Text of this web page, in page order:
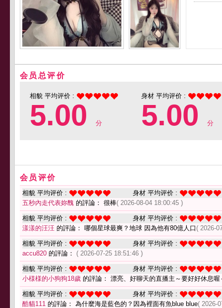
会员总评价
相貌 平均评价 :
5.00 分
身材 平均评价 :
5.00 分
会员评价
相貌 平均评价 :
身材 平均评价 :
五秒內走代表妳醜 的評論： 很棒( 2026-08-04 18:00:45 )
相貌 平均评价 :
身材 平均评价 :
漾漾的汪汪 的評論： 哪個星球最爽？地球 因為他有80億人口 ( 2026-
相貌 平均评价 :
身材 平均评价 :
accu820 的評論： ( 2026-07-25 18:51:46 )
相貌 平均评价 :
身材 平均评价 :
小様様的小狗狗18歲 的評論： 漂亮、好聊天的直播主～要好好休息喔
相貌 平均评价 :
身材 平均评价 :
酷貓111 的評論： 為什麼海是藍色的？因為裡面有魚blue blue( 2026-